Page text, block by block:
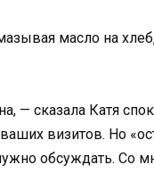
масло на
— сказала Катя
визитов. Но
обсуждать. Со